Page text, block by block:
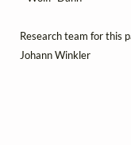
Research team for this
Johann Winkler